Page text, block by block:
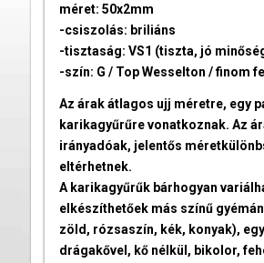
méret: 50x2mm
-csiszolás: briliáns
-tisztaság: VS1 (tiszta, jó
-szín: G / Top Wesselton / finom
Az árak átlagos ujj méretre, egy
karikagyűrűre vonatkoznak. Az
irányadóak, jelentős
eltérhetnek.
A karikagyűrűk bárhogyan
elkészíthetőek más színű
zöld, rózsaszín, kék, konyak),
drágakővel, kő nélkül, bikolor,